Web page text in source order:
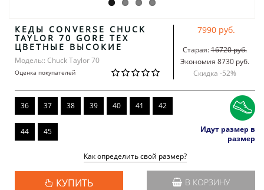
КЕДЫ CONVERSE CHUCK
TAYLOR 70 GORE TEX
ЦВЕТНЫЕ ВЫСОКИЕ
Модель:: Chuck Taylor 70
Оценка покупателей
7990 руб.
Старая:16720 руб.
Экономия 8730 руб.
Скидка -52%
36 37 38 39 40 41 42
44 45
Идут размер в
размер
Как определить свой размер?
КУПИТЬ В КОРЗИНУ